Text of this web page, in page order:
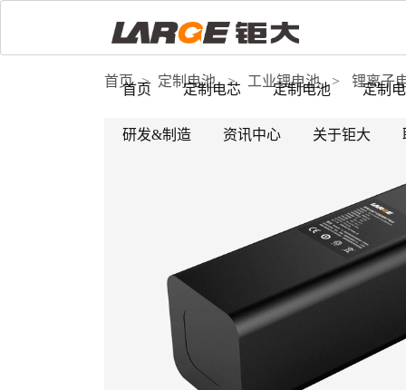
首页 定制电芯 定制电池 定制
研发&制造 资讯中心 关于钜大
首页 > 定制电池 > 工业锂电池 > 锂离子